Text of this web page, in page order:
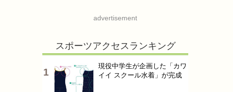
advertisement
スポーツアクセスランキング
現役中学生が企画した「カワ
イイ スクール水着」が完成